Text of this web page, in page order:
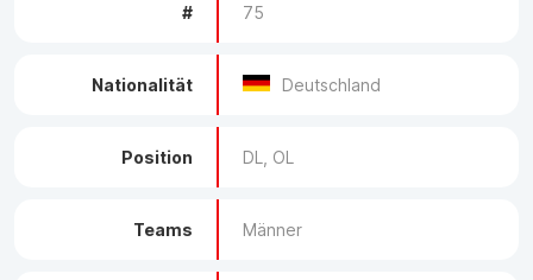
# 75
Nationalität Deutschland
Position DL, OL
Teams Männer